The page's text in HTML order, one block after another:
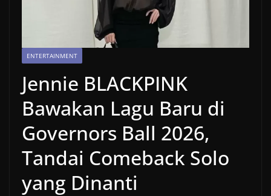
ENTERTAINMENT
Jennie BLACKPINK
Bawakan Lagu Baru di
Governors Ball 2026,
Tandai Comeback Solo
yang Dinanti